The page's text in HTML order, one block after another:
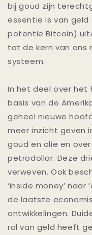
bij goud zijn
essentie is van
potentie Bitcoin)
tot de kern van ons
systeem.
In het deel over het
basis van de
geheel nieuwe
meer inzicht geven
goud en olie en
petrodollar. Deze
verweven. Ook
‘inside money’ naar
de laatste
ontwikkelingen.
rol van geld heeft